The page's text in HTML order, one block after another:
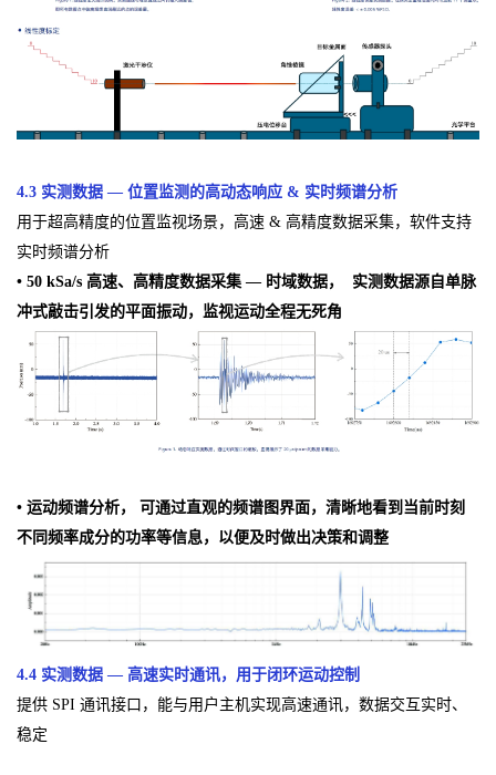
4.3 实测数据 — 位置监测的高动态响应 & 实时频谱分析
用于超高精度的位置监视场景，高速 & 高精度数据采集，软件支持
实时频谱分析
• 50 kSa/s 高速、高精度数据采集 — 时域数据， 实测数据源自单脉
冲式敲击引发的平面振动，监视运动全程无死角
• 运动频谱分析， 可通过直观的频谱图界面，清晰地看到当前时刻
不同频率成分的功率等信息，以便及时做出决策和调整
4.4 实测数据 — 高速实时通讯，用于闭环运动控制
提供 SPI 通讯接口，能与用户主机实现高速通讯，数据交互实时、
稳定